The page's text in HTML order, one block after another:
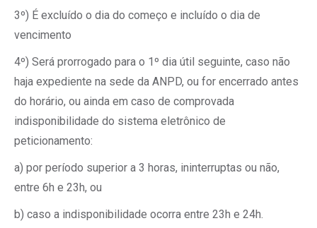
3º) É excluído o dia do começo e incluído o dia de
vencimento
4º) Será prorrogado para o 1º dia útil seguinte, caso não
haja expediente na sede da ANPD, ou for encerrado antes
do horário, ou ainda em caso de comprovada
indisponibilidade do sistema eletrônico de
peticionamento:
a) por período superior a 3 horas, ininterruptas ou não,
entre 6h e 23h, ou
b) caso a indisponibilidade ocorra entre 23h e 24h.